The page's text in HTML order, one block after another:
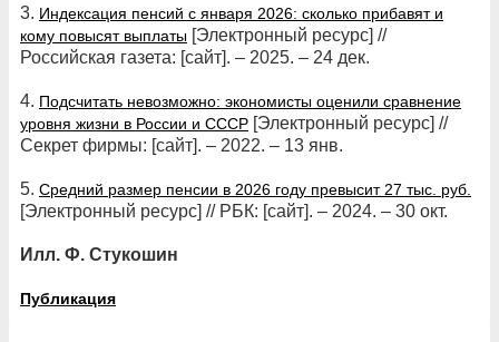
3. Индексация пенсий с января 2026: сколько прибавят и
кому повысят выплаты [Электронный ресурс] //
Российская газета: [сайт]. – 2025. – 24 дек.
4. Подсчитать невозможно: экономисты оценили сравнение
уровня жизни в России и СССР [Электронный ресурс] //
Секрет фирмы: [сайт]. – 2022. – 13 янв.
5. Средний размер пенсии в 2026 году превысит 27 тыс. руб.
[Электронный ресурс] // РБК: [сайт]. – 2024. – 30 окт.
Илл. Ф. Стукошин
Публикация